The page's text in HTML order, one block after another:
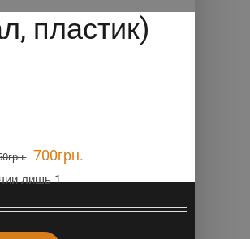
пластик)
грн. 700грн.
лишь 1